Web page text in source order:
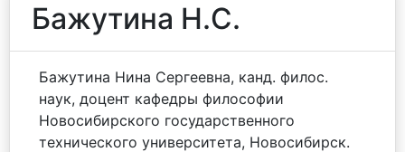
Бажутина Н.С.
Бажутина Нина Сергеевна, канд. филос.
наук, доцент кафедры философии
Новосибирского государственного
технического университета, Новосибирск.